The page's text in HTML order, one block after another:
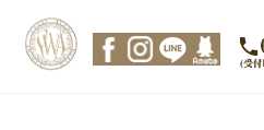
content